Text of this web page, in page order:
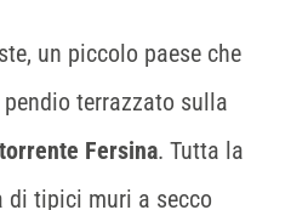
un piccolo paese che
terrazzato sulla
torrente Fersina. Tutta la
di tipici muri a secco